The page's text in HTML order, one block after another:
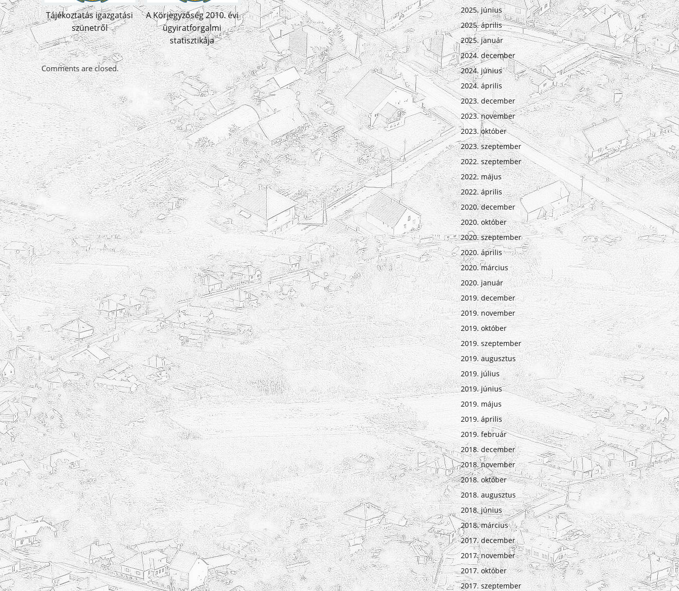
Tájékoztatás igazgatási
szünetről
A Körjegyzőség 2010. évi
ügyiratforgalmi
statisztikája
Comments are closed.
2025. június
2025. április
2025. január
2024. december
2024. június
2024. április
2023. december
2023. november
2023. október
2023. szeptember
2022. szeptember
2022. május
2022. április
2020. december
2020. október
2020. szeptember
2020. április
2020. március
2020. január
2019. december
2019. november
2019. október
2019. szeptember
2019. augusztus
2019. július
2019. június
2019. május
2019. április
2019. február
2018. december
2018. november
2018. október
2018. augusztus
2018. június
2018. március
2017. december
2017. november
2017. október
2017. szeptember